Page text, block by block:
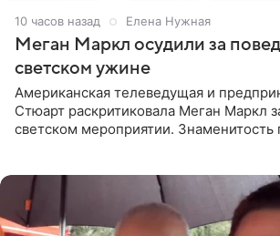
10 часов назад Елена Нужная
Меган Маркл осудили за
светском ужине
Американская телеведущая и
Стюарт раскритиковала Меган Маркл
светском мероприятии. Знаменитость